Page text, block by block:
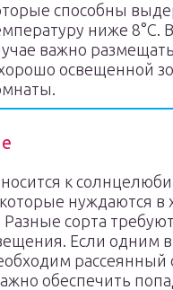
способны
ниже 8°С.
важно
освещенной
к
нуждаются
сорта
Если одним
рассеянный
обеспечить